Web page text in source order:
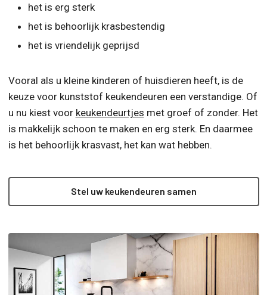
het is erg sterk
het is behoorlijk krasbestendig
het is vriendelijk geprijsd
Vooral als u kleine kinderen of huisdieren heeft, is de
keuze voor kunststof keukendeuren een verstandige. Of
u nu kiest voor keukendeurtjes met groef of zonder. Het
is makkelijk schoon te maken en erg sterk. En daarmee
is het behoorlijk krasvast, het kan wat hebben.
Stel uw keukendeuren samen